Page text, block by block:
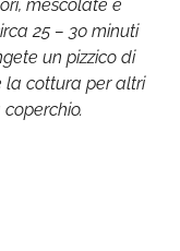
mescolate e
25 – 30 minuti
un pizzico di
la cottura per altri